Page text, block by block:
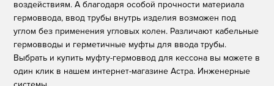
воздействиям. А благодаря особой прочности материала
гермоввода, ввод трубы внутрь изделия возможен под
углом без применения угловых колен. Различают кабельные
гермовводы и герметичные муфты для ввода трубы.
Выбрать и купить муфту-гермоввод для кессона вы можете в
один клик в нашем интернет-магазине Астра. Инженерные